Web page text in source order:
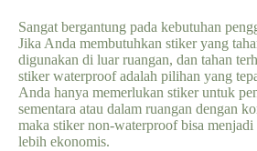
Sangat bergantung pada kebutuhan
Jika Anda membutuhkan stiker yang
digunakan di luar ruangan, dan tahan
stiker waterproof adalah pilihan yang
Anda hanya memerlukan stiker untuk
sementara atau dalam ruangan dengan
maka stiker non-waterproof bisa
lebih ekonomis.